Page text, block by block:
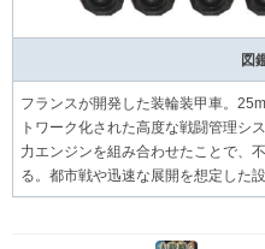
図
フランスが開発した装輪装甲車。
トワーク化された高度な戦闘管理シ
力エンジンを組み合わせたことで、
る。都市戦や迅速な展開を想定した設